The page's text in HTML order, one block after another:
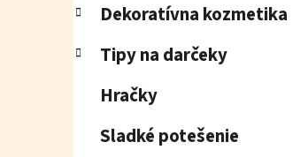
Dekoratívna kozmetika
Tipy na darčeky
Hračky
Sladké potešenie